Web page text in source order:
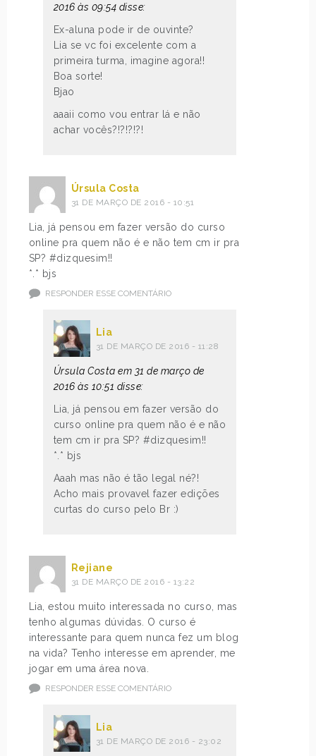
2016 às 09:54 disse:
Ex-aluna pode ir de ouvinte?
Lia se vc foi excelente com a
primeira turma, imagine agora!!
Boa sorte!
Bjao
aaaii como vou entrar lá e não
achar vocês?!?!?!?!
Úrsula Costa
31 DE MARÇO DE 2016 - 10:51
Lia, já pensou em fazer versão do curso
online pra quem não é e não tem cm ir pra
SP? #dizquesim!!
*.* bjs
RESPONDER ESSE COMENTÁRIO
Lia
31 DE MARÇO DE 2016 - 11:28
Úrsula Costa em 31 de março de
2016 às 10:51 disse:
Lia, já pensou em fazer versão do
curso online pra quem não é e não
tem cm ir pra SP? #dizquesim!!
*.* bjs
Aaah mas não é tão legal né?!
Acho mais provavel fazer edições
curtas do curso pelo Br :)
Rejiane
31 DE MARÇO DE 2016 - 13:22
Lia, estou muito interessada no curso, mas
tenho algumas dúvidas. O curso é
interessante para quem nunca fez um blog
na vida? Tenho interesse em aprender, me
jogar em uma área nova.
RESPONDER ESSE COMENTÁRIO
Lia
31 DE MARÇO DE 2016 - 23:02